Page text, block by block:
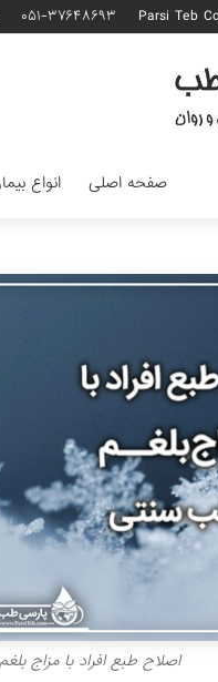
Parsi Teb ۰۵۱-۳۷۶۴۸۶۹۳
صفحه اصلی انواع
اصلاح طبع افراد با مزاج